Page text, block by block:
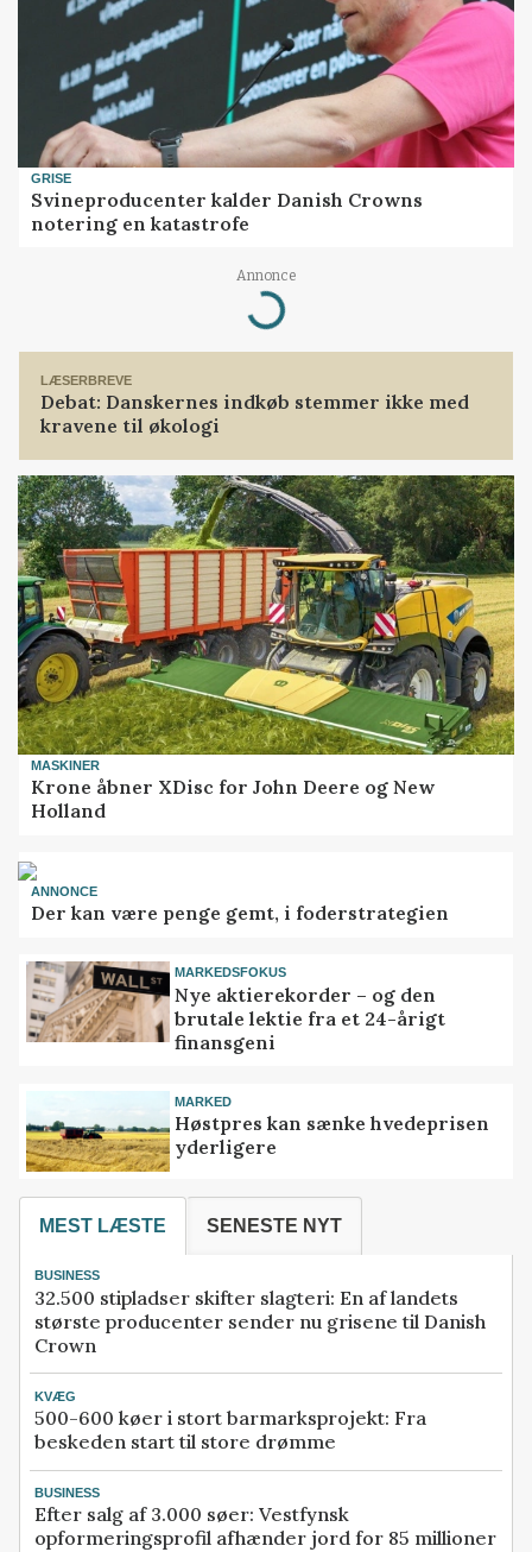
GRISE
Svineproducenter kalder Danish Crowns
notering en katastrofe
Annonce
Loading...
LÆSERBREVE
Debat: Danskernes indkøb stemmer ikke med
kravene til økologi
MASKINER
Krone åbner XDisc for John Deere og New
Holland
ANNONCE
Der kan være penge gemt, i foderstrategien
MARKEDSFOKUS
Nye aktierekorder – og den
brutale lektie fra et 24-årigt
finansgeni
MARKED
Høstpres kan sænke hvedeprisen
yderligere
MEST LÆSTE SENESTE NYT
BUSINESS
32.500 stipladser skifter slagteri: En af landets
største producenter sender nu grisene til Danish
Crown
KVÆG
500-600 køer i stort barmarksprojekt: Fra
beskeden start til store drømme
BUSINESS
Efter salg af 3.000 søer: Vestfynsk
opformeringsprofil afhænder jord for 85 millioner